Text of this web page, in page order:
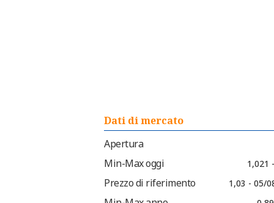
Dati di mercato
Apertura
Min-Max oggi
1,021
Prezzo di riferimento 1,03 - 05/